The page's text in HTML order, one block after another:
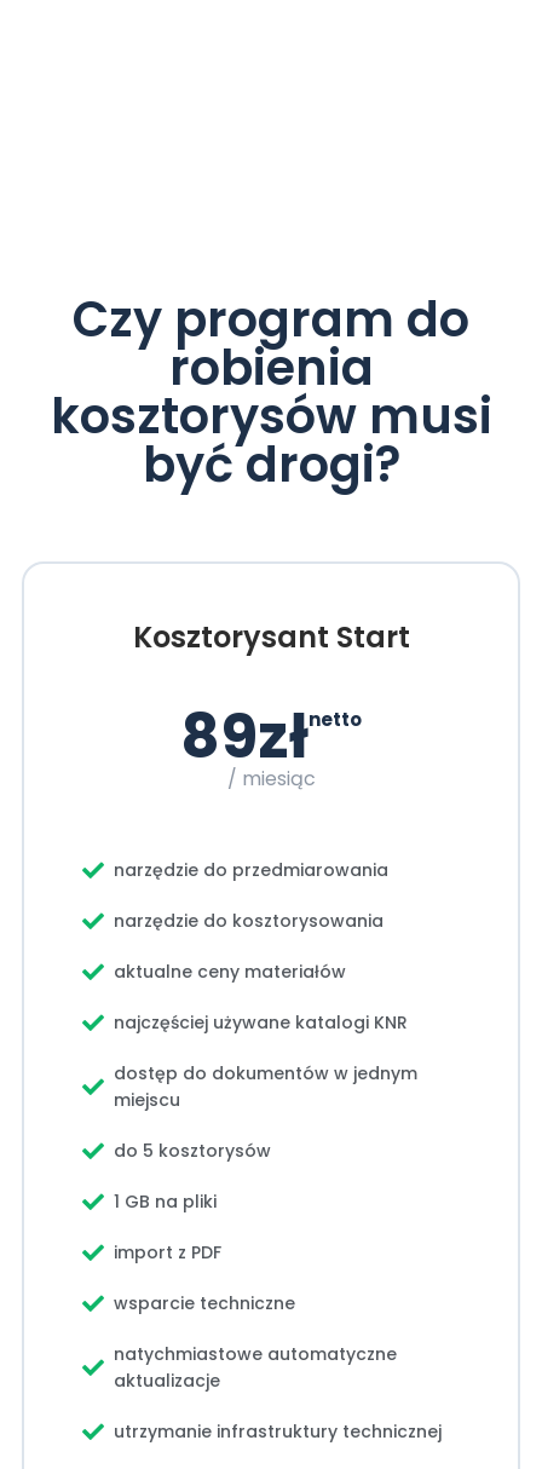
Czy program do
robienia
kosztorysów musi
być drogi?
Kosztorysant Start
89złnetto
/ miesiąc
narzędzie do przedmiarowania
narzędzie do kosztorysowania
aktualne ceny materiałów
najczęściej używane katalogi KNR
dostęp do dokumentów w jednym
miejscu
do 5 kosztorysów
1 GB na pliki
import z PDF
wsparcie techniczne
natychmiastowe automatyczne
aktualizacje
utrzymanie infrastruktury technicznej